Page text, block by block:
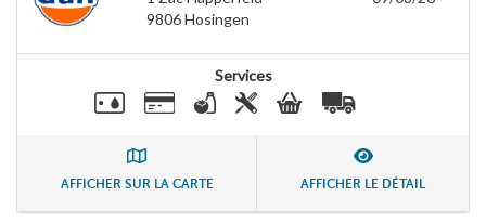
9806Hosingen
Services
AFFICHER SUR LA CARTE AFFICHER LE DÉTAIL